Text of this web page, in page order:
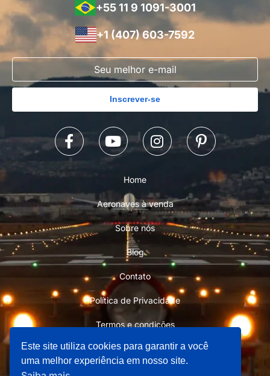
+55 11 9 1091-3001
+1 (407) 603-7592
Inscrever-se
Home
Aeronaves à venda
Sobre nós
Blog
Contato
Política de Privacidade
Termos e condições
Este site utiliza cookies para garantir a você
uma melhor experiência em nosso site.